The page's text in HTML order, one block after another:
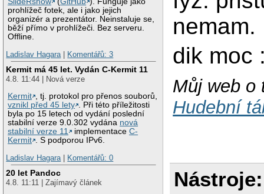
prohlížeč fotek, ale i jako jejich
organizér a prezentátor. Neinstaluje se,
běží přímo v prohlížeči. Bez serveru.
Offline.
Ladislav Hagara | Komentářů: 3
Kermit má 45 let. Vydán C-Kermit 11
4.8. 11:44 | Nová verze
Kermit , tj. protokol pro přenos souborů,
vznikl před 45 lety . Při této příležitosti
byla po 15 letech od vydání poslední
stabilní verze 9.0.302 vydána nová
stabilní verze 11
implementaceC-
Kermit . S podporou IPv6.
Ladislav Hagara | Komentářů: 0
20 let Pandoc
4.8. 11:11 | Zajímavý článek
nemam.
dik moc
Můj web
Hudební
Nástroje: